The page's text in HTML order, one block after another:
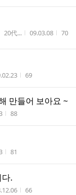
작성자
20代... 작성시간
09.03.08 조회수
70
시간 조회수
69
만들어 보아요 ~
조회수
88
조회수
81
.
시간 조회수
66